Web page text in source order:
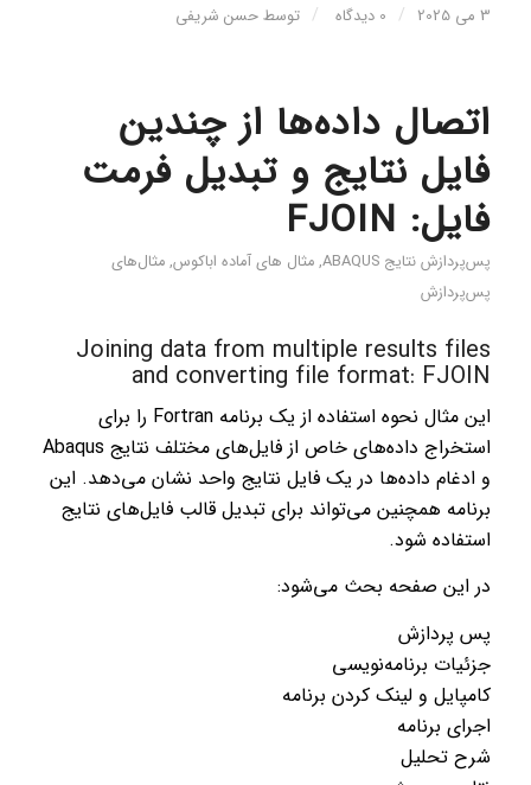
3 می 2025 / 0 دیدگاه / توسطحسن شریفی
‌‍‍‌‌‌‎اتصال داده‌ها از چندین
فایل نتایج و تبدیل فرمت
فایل: FJOIN‍‌
پس‌پردازش نتایج ABAQUS , مثال های آماده اباکوس, مثال‌های
پس‌پردازش
Joining data from multiple results files
and converting file format: FJOIN
این مثال نحوه استفاده از یک برنامه Fortran را برای
استخراج داده‌های خاص از فایل‌های مختلف نتایج Abaqus
و ادغام داده‌ها در یک فایل نتایج واحد نشان می‌دهد. این
برنامه همچنین می‌تواند برای تبدیل قالب فایل‌های نتایج
استفاده شود.
در این صفحه بحث می‌شود:
پس پردازش
جزئیات برنامه‌نویسی
کامپایل و لینک کردن برنامه
اجرای برنامه
شرح تحلیل